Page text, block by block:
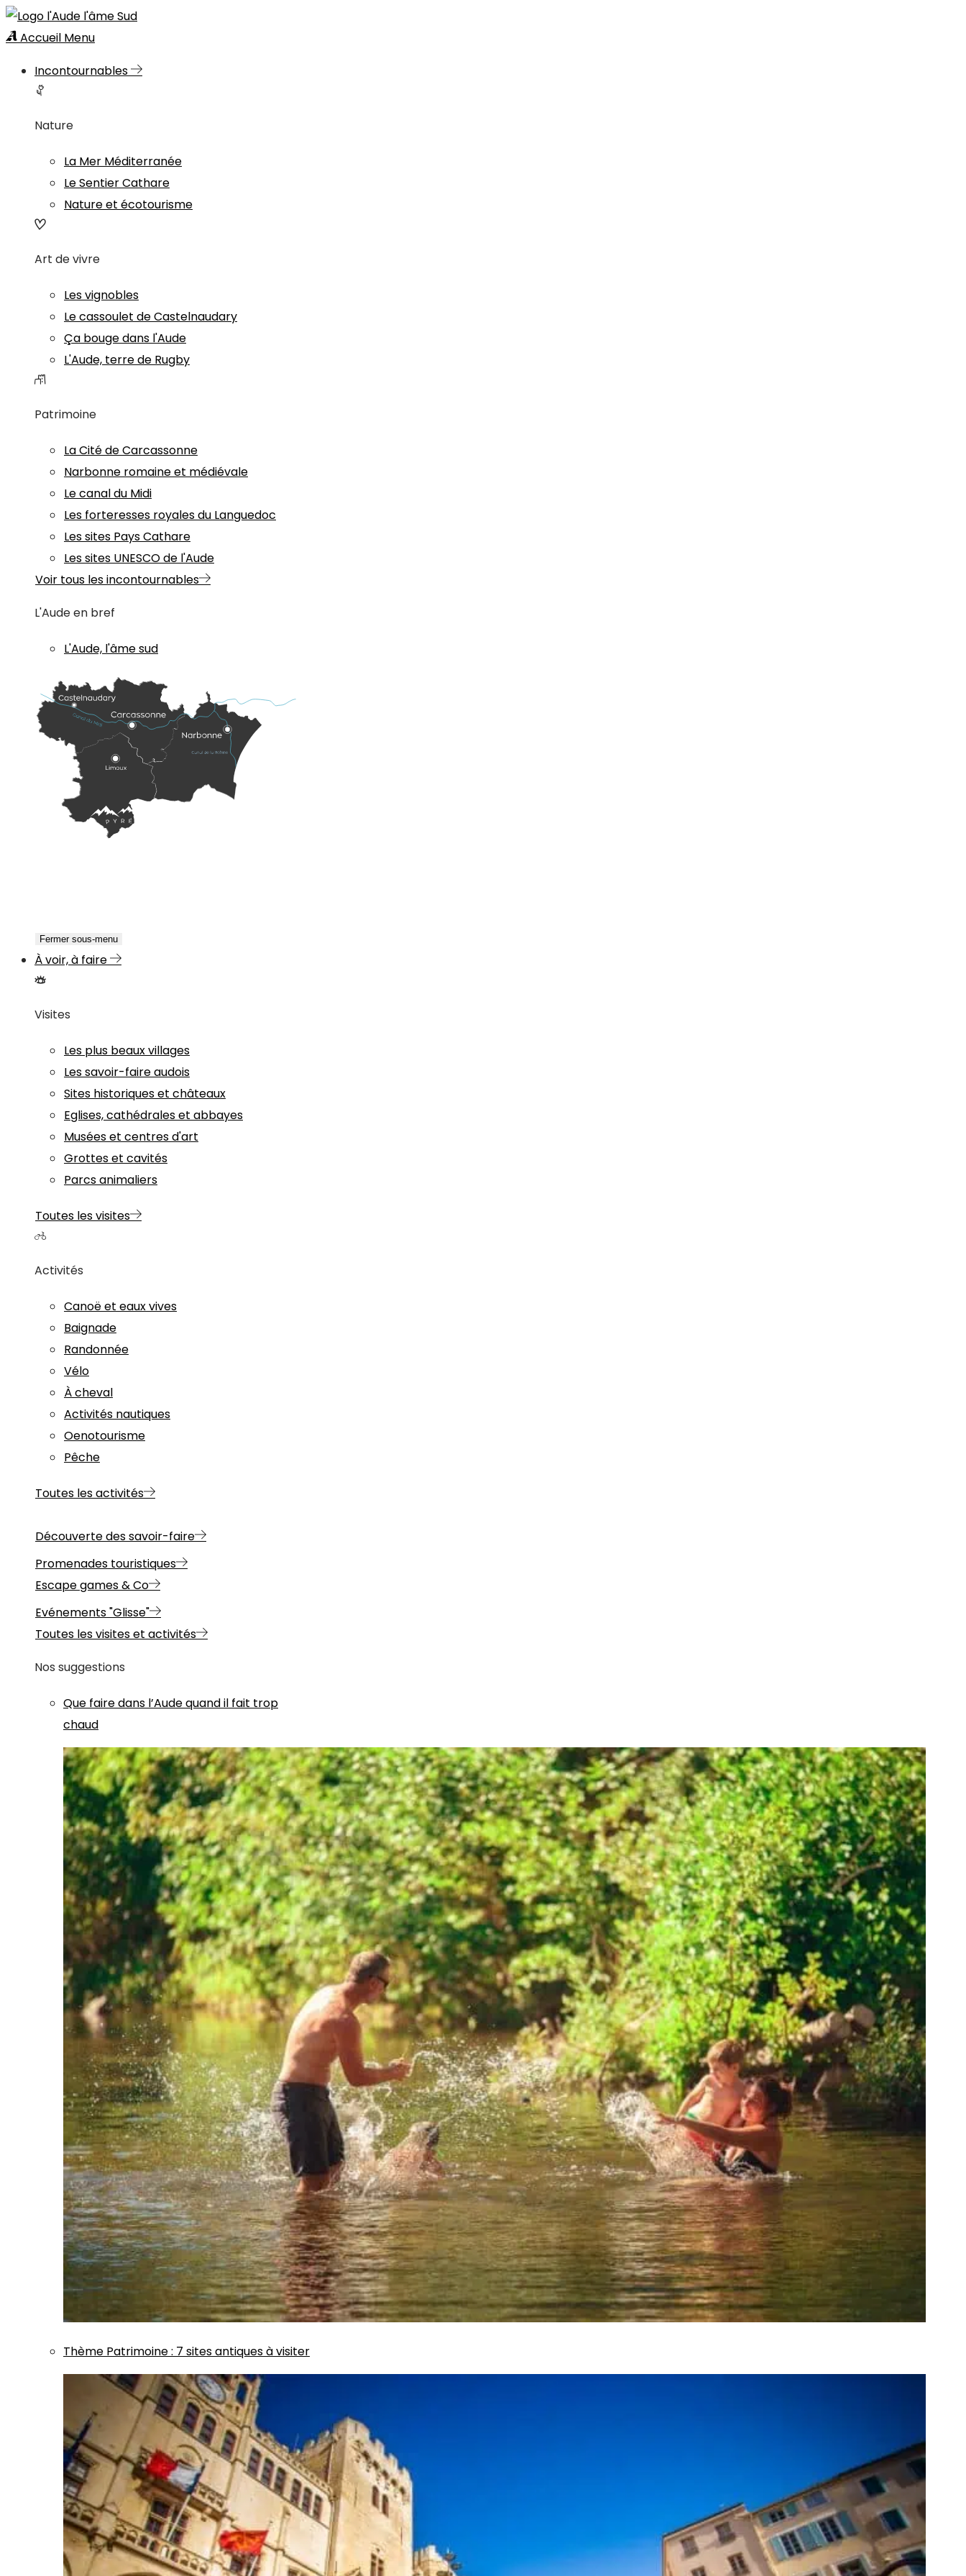
Accueil Menu
Incontournables
Nature
La Mer Méditerranée
Le Sentier Cathare
Nature et écotourisme
Art de vivre
Les vignobles
Le cassoulet de Castelnaudary
Ça bouge dans l'Aude
L'Aude, terre de Rugby
Patrimoine
La Cité de Carcassonne
Narbonne romaine et médiévale
Le canal du Midi
Les forteresses royales du Languedoc
Les sites Pays Cathare
Les sites UNESCO de l'Aude
Voir tous les incontournables
L'Aude en bref
L'Aude, l'âme sud
Fermer sous-menu
À voir, à faire
Visites
Les plus beaux villages
Les savoir-faire audois
Sites historiques et châteaux
Eglises, cathédrales et abbayes
Musées et centres d'art
Grottes et cavités
Parcs animaliers
Toutes les visites
Activités
Canoë et eaux vives
Baignade
Randonnée
Vélo
À cheval
Activités nautiques
Oenotourisme
Pêche
Toutes les activités
Découverte des savoir-faire
Promenades touristiques
Escape games & Co
Evénements "Glisse"
Toutes les visites et activités
Nos suggestions
Que faire dans l’Aude quand il fait trop
chaud
Thème Patrimoine: 7 sites antiques à visiter